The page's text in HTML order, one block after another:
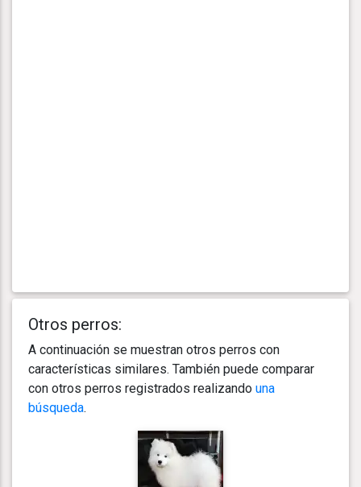
Otros perros:
A continuación se muestran otros perros con
características similares. También puede comparar
con otros perros registrados realizando una
búsqueda.